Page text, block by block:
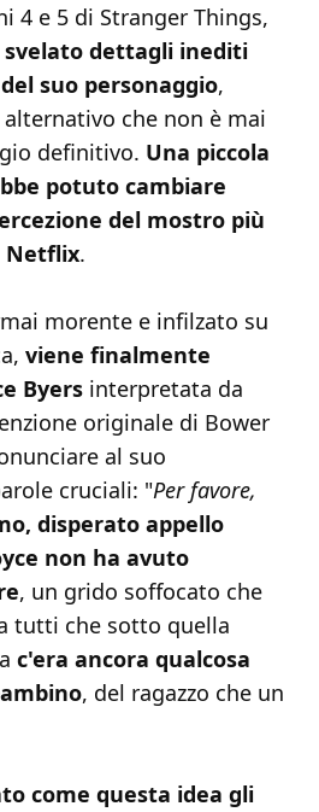
4 e 5 di Stranger Things,
dettagli inediti
suo personaggio,
che non è mai
definitivo. Una piccola
potuto cambiare
del mostro più
Netflix.
morente e infilzato su
viene finalmente
Byers interpretata da
originale di Bower
al suo
cruciali: "Per favore,
disperato appello
non ha avuto
, un grido soffocato che
tutti che sotto quella
c'era ancora qualcosa
, del ragazzo che un
come questa idea gli